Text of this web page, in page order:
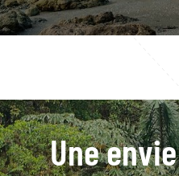
Une